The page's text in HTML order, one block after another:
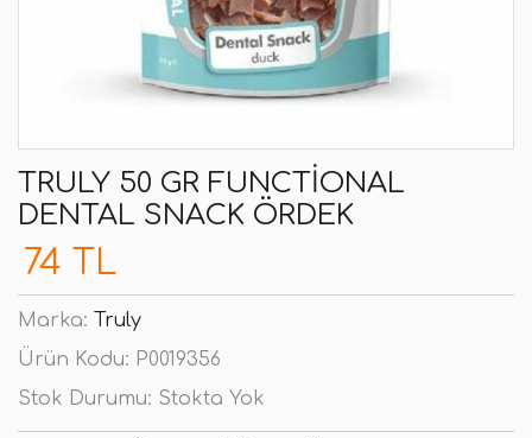
TRULY 50 GR FUNCTIONAL
DENTAL SNACK ÖRDEK
74 TL
Marka: Truly
Ürün Kodu: P0019356
Stok Durumu: Stokta Yok